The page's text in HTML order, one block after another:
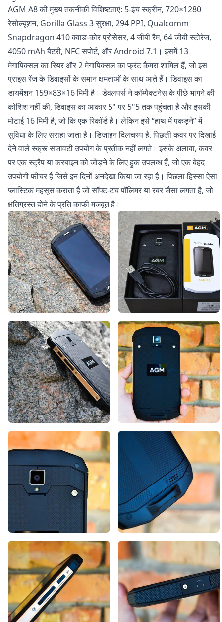
AGM A8 की मुख्य तकनीकी विशिष्टताएं: 5-इंच स्क्रीन, 720×1280
रेसोल्यूशन, Gorilla Glass 3 सुरक्षा, 294 PPI, Qualcomm
Snapdragon 410 क्वाड-कोर प्रोसेसर, 4 जीबी रैम, 64 जीबी स्टोरेज,
4050 mAh बैटरी, NFC सपोर्ट, और Android 7.1। इसमें 13
मेगापिक्सल का रियर और 2 मेगापिक्सल का फ्रंट कैमरा शामिल हैं, जो इस
प्राइस रेंज के डिवाइसों के समान क्षमताओं के साथ आते हैं। डिवाइस का
डायमेंशन 159×83×16 मिमी है। डेवलपर्स ने कॉम्पैक्टनेस के पीछे भागने की
कोशिश नहीं की, डिवाइस का आकार 5" पर 5"5 तक पहुंचता है और इसकी
मोटाई 16 मिमी है, जो कि एक रिकॉर्ड है। लेकिन इसे “हाथ में पकड़ने” में
सुविधा के लिए सराहा जाता है। डिज़ाइन दिलचस्प है, पिछली कवर पर दिखाई
देने वाले स्क्रू सजावटी उपयोग के प्रतीक नहीं लगते। इसके अलावा, कवर
पर एक स्ट्रैप या करबाइन को जोड़ने के लिए हुक उपलब्ध हैं, जो एक बेहद
उपयोगी फीचर है जिसे इन दिनों अनदेखा किया जा रहा है। पिछला हिस्सा ऐसा
प्लास्टिक महसूस कराता है जो सॉफ्ट-टच पॉलिमर या रबर जैसा लगता है, जो
क्षतिग्रस्त होने के प्रति काफी मजबूत है।